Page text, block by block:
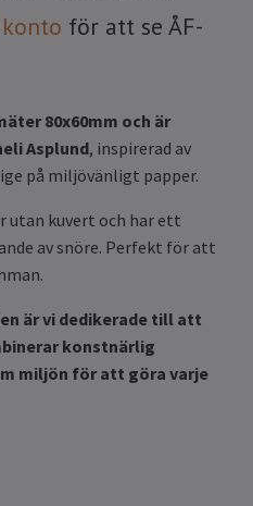
för att se ÅF-
80x60mm och är
Asplund, inspirerad av
på miljövänligt papper.
utan kuvert och har ett
av snöre. Perfekt för att
är vi dedikerade till att
konstnärlig
miljön för att göra varje